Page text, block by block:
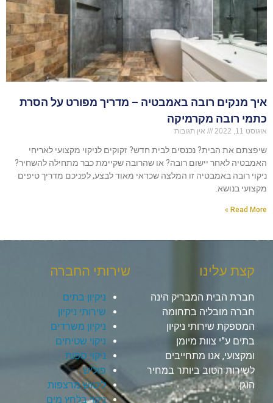
איך מנקים רובה באמבטיה – מדריך מפורט על הסרת
כתמי רובה מקרמיקה
אוגוסט 11, 2022 אין תגובות
שיפצתם את הבית? נכנסים לבית חדש? זקוקים לניקוי מקצועי לאריחי
האמבטיה לאחר יישום רובה? או שהרובה שקיימת כבר מתחילה להשחיר?
ניקוי רובה באמבטיה זו המלצה שכדאי מאוד לבצע, לפניכם מדריך טיפים
מקצועי בנושא.
Read More »
קצת עלינו
חברת הבית המבריק הינה
חברה מובליה בתחומה
המספקת שירותי ניקיון
בתים ע”י צוות מיומן
ומקצועי, אנו מתחייבים
לשירות הטוב ביותר במחיר
הוגן.
שירותי החברה
ניקיון בתים
שירותי ניקיון
ניקיון משרדים
ניקוי שטיחים
ניקוי ספות
פוליש
ליטוש מרצפות
ניקוי בלחץ מים